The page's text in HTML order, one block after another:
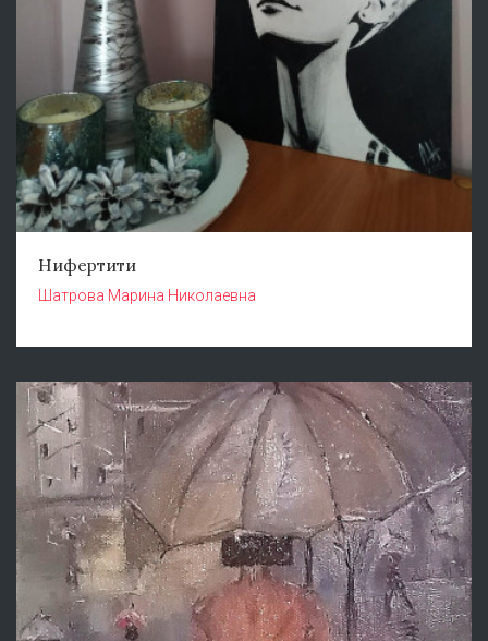
Нифертити
Шатрова Марина Николаевна